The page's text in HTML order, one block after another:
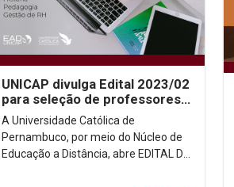
UNICAP divulga Edital 2023/02
para seleção de professores
conteudistas EaD
A Universidade Católica de
Pernambuco, por meio do Núcleo de
Educação a Distância, abre EDITAL DE